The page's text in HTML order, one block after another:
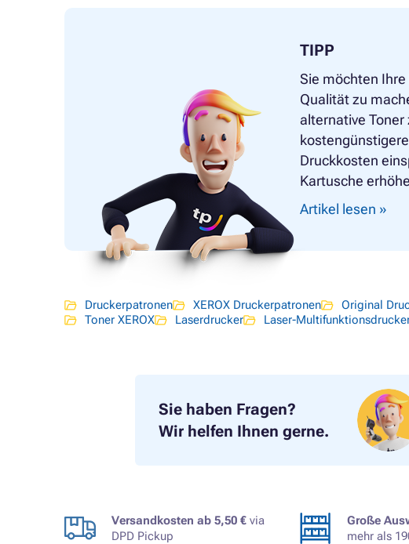
TIPP
Sie möchten
Qualität zu
alternative Toner
Druckkosten
Kartusche
Artikel lesen »
Druckerpatronen XEROX Druckerpatronen Original
Toner XEROX
Laserdrucker Laser-
Sie haben Fragen?
Wir helfen Ihnen gerne.
Versandkosten ab 5,50 € via
DPD Pickup
Große
mehr als